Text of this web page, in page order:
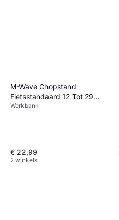
M-Wave Chopstand
Fietsstandaard 12 Tot 29
Inch Wielen
Werkbank
€ 22,99
2 winkels